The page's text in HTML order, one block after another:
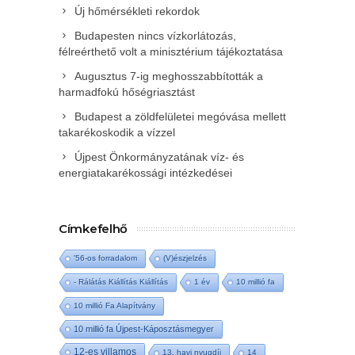
Új hőmérsékleti rekordok
Budapesten nincs vízkorlátozás,
félreérthető volt a minisztérium tájékoztatása
Augusztus 7-ig meghosszabbították a
harmadfokú hőségriasztást
Budapest a zöldfelületei megóvása mellett
takarékoskodik a vízzel
Újpest Önkormányzatának víz- és
energiatakarékossági intézkedései
Címkefelhő
'56-os forradalom (V)észjelzés
- Rálátás Kiállítás Kiállítás 1 év 10 millió fa
10 millió Fa Alapítvány
10 millió fa Újpest-Káposztásmegyer
12-es villamos 13. havi nyugdíj 14